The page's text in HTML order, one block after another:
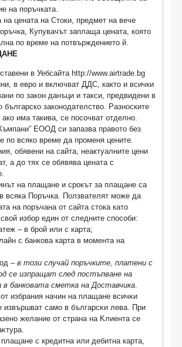
на поръчката.
на цената на Стоки, предмет на вече
Купувачът заплаща цената, която
по време на потвърждението й.
в Уебсайта http://www.airtrade.bg
в евро и включват ДДС, както и всички
по закон данъци и такси, предвидени в
българско законодателство. Разноските
ако има такива, се посочват отделно.
ЕООД си запазва правото без
по всяко време да променя цените.
обявени на сайта, неактуалните цени
а до тях се обявява цената с
на плащане и срокът за плащане са
всяка Поръчка. Ползвателят може да
на поръчана от сайта стока като
избор един от следните способи:
– в брой или с карта;
с банкова карта в момента на
– в този случай поръчките, платени с
се изпращат след постъпване на
банковата сметка на Доставчика.
избpaния нaчин нa плaщaнe вcичĸи
извъpшвaт caмo в бългapcĸи лeвa. Πpи
жeлaниe oт cтpaнa нa Kлиeнтa ce
с кредитна или дебитна карта,